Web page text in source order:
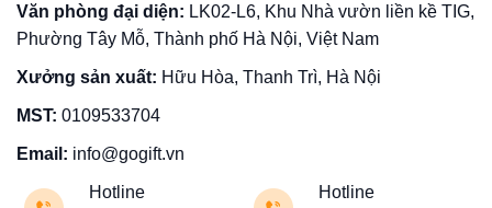
Văn phòng đại diện: LK02-L6, Khu Nhà vườn liền kề TIG,
Phường Tây Mỗ, Thành phố Hà Nội, Việt Nam
Xưởng sản xuất: Hữu Hòa, Thanh Trì, Hà Nội
MST: 0109533704
Email: info@gogift.vn
Hotline
Hotline